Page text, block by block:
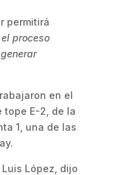
permitirá
proceso
en el
tope E-2, de la
1, una de las
López, dijo